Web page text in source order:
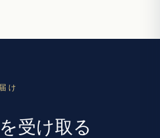
け
受け取る